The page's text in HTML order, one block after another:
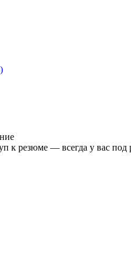
к резюме — всегда у вас под